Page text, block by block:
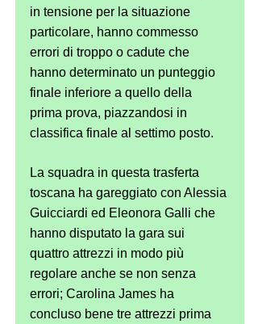
in tensione per la situazione
particolare, hanno commesso
errori di troppo o cadute che
hanno determinato un punteggio
finale inferiore a quello della
prima prova, piazzandosi in
classifica finale al settimo posto.
La squadra in questa trasferta
toscana ha gareggiato con Alessia
Guicciardi ed Eleonora Galli che
hanno disputato la gara sui
quattro attrezzi in modo più
regolare anche se non senza
errori; Carolina James ha
concluso bene tre attrezzi prima